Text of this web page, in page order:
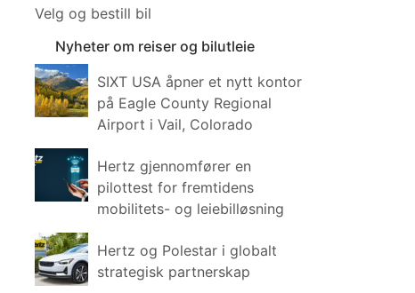
Velg og bestill bil
Nyheter om reiser og bilutleie
SIXT USA åpner et nytt kontor
på Eagle County Regional
Airport i Vail, Colorado
Hertz gjennomfører en
pilottest for fremtidens
mobilitets- og leiebilløsning
Hertz og Polestar i globalt
strategisk partnerskap